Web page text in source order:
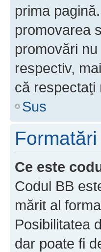
prima
promovarea
promovări
respectiv,
că respectaţi
Sus
Ce este
Codul BB
mărit al
Posibilitatea
dar poate fi